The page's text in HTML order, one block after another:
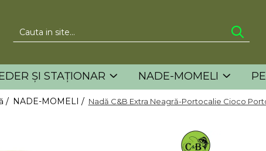
ȘI STAȚIONAR NADE-MOMELI
/ NADE-MOMELI / Nadă C&B Extra Neagră-Portocalie Cioco